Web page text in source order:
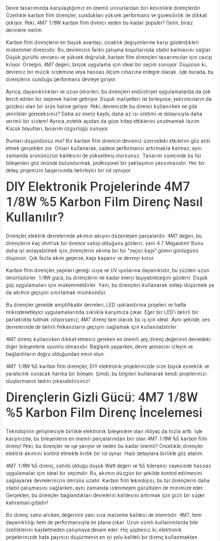
MARKA)
Devre tasarımında karşılaştığımız en önemli unsurlardan biri kesinlikle dirençlerdir.
Özellikle karbon film dirençler, sundukları yüksek performans ve güvenilirlik ile dikkat
çekiyor. Peki, 4M7 1/8W karbon film direnci neden bu kadar popüler? Gelin, biraz
derinlere inelim.
Karbon film dirençlerin en büyük avantajı, sıcaklık değişimlerine karşı gösterdikleri
mükemmel direncidir. Bu, devrenizin farklı çalışma koşullarında stabil kalmasını sağlar.
Düşük gürültü seviyesi ve yüksek doğruluk, karbon film dirençleri tasarımcılar için cazip
kılıyor. Örneğin, 4M7 değeri, birçok uygulama için ideal bir seçim sunuyor. Düşünün ki,
devreniz bir müzik sistemine veya hassas ölçüm cihazına entegre olacak. İşte burada, bu
dirençlerin sunduğu performans devreye giriyor.
Ayrıca, dayanıklılıkları ve uzun ömürleri, bu dirençleri endüstriyel uygulamalarda da çok
tercih edilen bir seçenek haline getiriyor. Düşük maliyetleri ile birleşince, yatırımcıların da
gözdesi olan bir ürün haline geliyor. Peki, devrenizde bu direnci kullanırken ne gibi
yenilikler göreceksiniz? Daha az enerji kaybı, daha az ısı üretimi ve dolayısıyla daha
verimli bir sistem! Ayrıca, estetik açıdan da göze hitap ettiklerini unutmamak lazım.
Küçük boyutları, tasarım özgürlüğü sunuyor.
Bunları düşündünüz mü? Bir karbon film direncin devreniz üzerindeki etkilerini göz ardı
etmek gerçekten zor. Onları kullanarak, sadece performansı artırmakla kalmaz, aynı
zamanda ürününüzün kalitesini de yükseltmiş olursunuz. Tasarım sürecinde bu tür
bileşenleri göz önünde bulundurmak, profesyonel bir yaklaşımın yansımasıdır. Her bir
detay, projenizin başarısında belirleyici bir rol oynuyor.
DIY Elektronik Projelerinde 4M7
1/8W %5 Karbon Film Direnç Nasıl
Kullanılır?
Dirençler, elektrik devrelerinde akımın akışını düzenleyen parçalardır. 4M7 değeri, bu
dirençlerin kaç ohm'luk bir dirence sahip olduğunu gösterir; yani 4.7 Megaohm! Bunu
daha iyi anlayabilmek için, dirençlerin akıma bir tür "seçici kapı" görevi gördüğünü
düşünün. Çok fazla akım geçerse, kapı kapanır ve devreyi korur.
Karbon film dirençler, yapıları gereği ısıya ve UV ışınlarına dayanıklıdır, bu yüzden uzun
ömürlüdürler. 1/8W gücü, bu dirençlerin ne kadar enerji taşıyabileceğini gösterir. Düşük
güç uygulamaları için mükemmeldirler. Yani, bu dirençleri kullanarak voltajı düşürmek ya
da akımın geçişini sınırlamak mümkündür.
Bu dirençler genelde amplifikatör devreleri, LED ışıklandırma projeleri ve hatta
mikrodenetleyici uygulamalarında sıklıkla karşımıza çıkar. Eğer bir LED’i belirli bir
parlaklıkta tutmak istiyorsanız, 4M7 direnç tam olarak bu iş için ideal. Aynı şekilde, ses
devrelerinde de belirli frekansların geçişini sağlamak için kullanılabilirler.
4M7 direnç kullanırken dikkat etmeniz gereken en önemli şey, direnç değerinin devredeki
diğer bileşenlerle uyumlu olmasıdır. Bağlantı yaparken, devre şemasını izleyin ve
bağlantıların doğru olduğundan emin olun.
4M7 1/8W %5 karbon film dirençler, DIY elektronik projelerinizde size büyük esneklik ve
yaratıcılık sunacak harika bir bileşen. Şimdi, bu bilgileri kullanarak kendi projelerinizi
oluşturmanın tadını çıkarabilirsiniz!
Dirençlerin Gizli Gücü: 4M7 1/8W
%5 Karbon Film Direnç İncelemesi
Teknolojinin gelişmesiyle birlikte elektronik bileşenlere olan ihtiyaç da hızla arttı. İşte
karşınızda, bu bileşenlerin en önemli parçalarından biri olan 4M7 1/8W %5 karbon film
direnç! Peki, bu dirençler ne işe yarıyor ve neden bu kadar önemli? Öncelikle, dirençler
elektrik akımını kontrol etmekte kritik bir rol oynar. Hadi detaylara birlikte göz atalım.
4M7 1/8W %5 direnç, sahibi olduğu düşük Watt değeri ve %5 toleransı sayesinde hassas
uygulamalar için ideal bir seçimdir. Bu, akımın düzgün bir şekilde kontrol edilmesini
sağlayarak devrelerinizin ömrünü uzatır. Karbon film teknolojisi, bu tür dirençlerin daha
stabil çalışmasını sağlarken, aynı zamanda istenmeyen gürültüleri de minimize eder.
Gerçekten, bu dirençler bağlandıkları devrelerin kalitesini artırmak için gizli bir süper
kahraman gibidir!
Bir direnç satın alırken, değerinin yanı sıra malzeme kalitesi de önemlidir. 4M7, hem
dayanıklılığı hem de performansıyla ön plana çıkar. Uzun süreli kullanımlarda bile
özelliklerini kaybetmeden çalışmaya devam eder. Hiç şüphesiz ki, elektronik
projelerinizde hata payınızı düşürmenin en iyi yolu kaliteli bir direnç kullanmaktan